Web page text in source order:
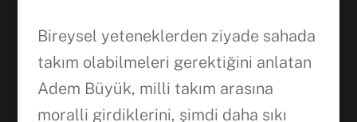
Bireysel yeteneklerden ziyade sahada
takım olabilmeleri gerektiğini anlatan
Adem Büyük, milli takım arasına
moralli girdiklerini, şimdi daha sıkı